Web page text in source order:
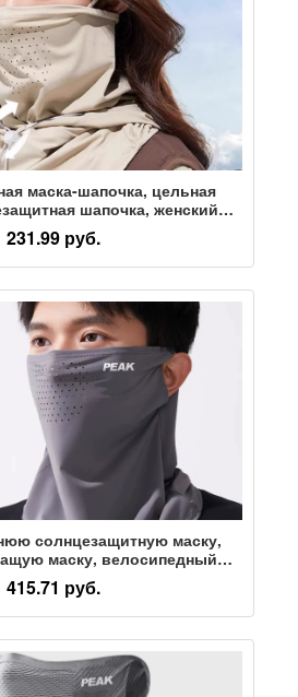
маска-шапочка, цельная
шапочка, женский
из ледяного шелка на все
и езды на велосипеде,
для лица, защита шеи
231.99 руб.
солнцезащитную маску,
маску, велосипедный
козырек, анти-
полотенце для лица,
к уху, маска для лица
415.71 руб.